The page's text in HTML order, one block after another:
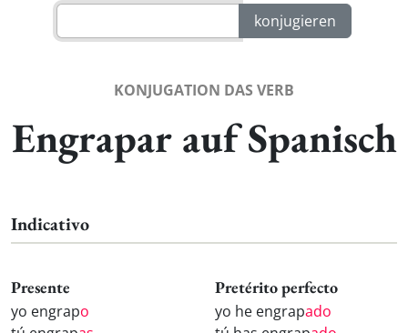
KONJUGATION DAS VERB
Engrapar auf Spanisch
Indicativo
Presente
yo engrapo
Pretérito perfecto
yo he engrapado